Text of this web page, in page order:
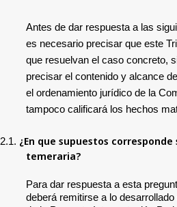
Antes de dar respuesta a las
es necesario precisar que este
que resuelvan el caso concreto,
precisar el contenido y alcance
el ordenamiento jurídico de la
tampoco calificará los hechos
2.1. ¿En que supuestos
temeraria?
Para dar respuesta a esta
deberá remitirse a lo